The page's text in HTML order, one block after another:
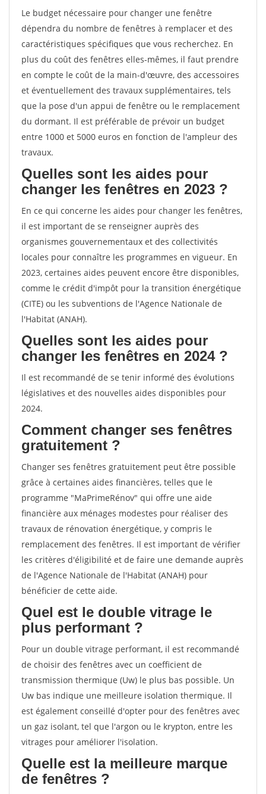
Le budget nécessaire pour changer une fenêtre
dépendra du nombre de fenêtres à remplacer et des
caractéristiques spécifiques que vous recherchez. En
plus du coût des fenêtres elles-mêmes, il faut prendre
en compte le coût de la main-d'œuvre, des accessoires
et éventuellement des travaux supplémentaires, tels
que la pose d'un appui de fenêtre ou le remplacement
du dormant. Il est préférable de prévoir un budget
entre 1000 et 5000 euros en fonction de l'ampleur des
travaux.
Quelles sont les aides pour
changer les fenêtres en 2023 ?
En ce qui concerne les aides pour changer les fenêtres,
il est important de se renseigner auprès des
organismes gouvernementaux et des collectivités
locales pour connaître les programmes en vigueur. En
2023, certaines aides peuvent encore être disponibles,
comme le crédit d'impôt pour la transition énergétique
(CITE) ou les subventions de l'Agence Nationale de
l'Habitat (ANAH).
Quelles sont les aides pour
changer les fenêtres en 2024 ?
Il est recommandé de se tenir informé des évolutions
législatives et des nouvelles aides disponibles pour
2024.
Comment changer ses fenêtres
gratuitement ?
Changer ses fenêtres gratuitement peut être possible
grâce à certaines aides financières, telles que le
programme "MaPrimeRénov" qui offre une aide
financière aux ménages modestes pour réaliser des
travaux de rénovation énergétique, y compris le
remplacement des fenêtres. Il est important de vérifier
les critères d'éligibilité et de faire une demande auprès
de l'Agence Nationale de l'Habitat (ANAH) pour
bénéficier de cette aide.
Quel est le double vitrage le
plus performant ?
Pour un double vitrage performant, il est recommandé
de choisir des fenêtres avec un coefficient de
transmission thermique (Uw) le plus bas possible. Un
Uw bas indique une meilleure isolation thermique. Il
est également conseillé d'opter pour des fenêtres avec
un gaz isolant, tel que l'argon ou le krypton, entre les
vitrages pour améliorer l'isolation.
Quelle est la meilleure marque
de fenêtres ?